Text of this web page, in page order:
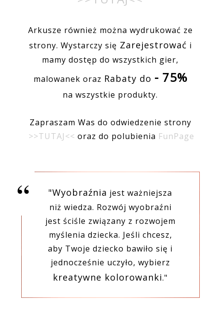
Arkusze również można wydrukować ze
strony. Wystarczy się Zarejestrować i
mamy dostęp do wszystkich gier,
malowanek oraz Rabaty do - 75%
na wszystkie produkty.
Zapraszam Was do odwiedzenie strony
>>TUTAJ<< oraz do polubienia FunPage
"Wyobraźnia jest ważniejsza
niż wiedza. Rozwój wyobraźni
jest ściśle związany z rozwojem
myślenia dziecka. Jeśli chcesz,
aby Twoje dziecko bawiło się i
jednocześnie uczyło, wybierz
kreatywne kolorowanki."